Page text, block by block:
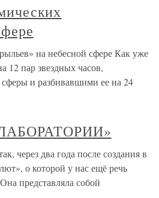
на небесной сфере Как уже
12 пар звездных часов,
и разбивавшими ее на 24
два года после создания в
о которой у нас ещё речь
представляла собой